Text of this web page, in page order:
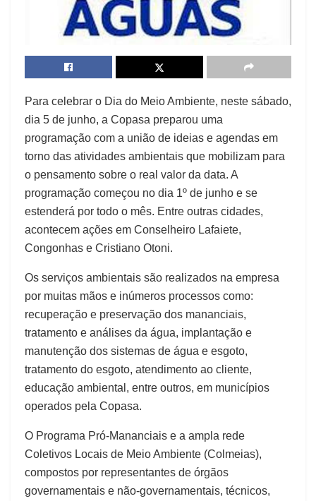
Para celebrar o Dia do Meio Ambiente, neste sábado,
dia 5 de junho, a Copasa preparou uma
programação com a união de ideias e agendas em
torno das atividades ambientais que mobilizam para
o pensamento sobre o real valor da data. A
programação começou no dia 1º de junho e se
estenderá por todo o mês. Entre outras cidades,
acontecem ações em Conselheiro Lafaiete,
Congonhas e Cristiano Otoni.
Os serviços ambientais são realizados na empresa
por muitas mãos e inúmeros processos como:
recuperação e preservação dos mananciais,
tratamento e análises da água, implantação e
manutenção dos sistemas de água e esgoto,
tratamento do esgoto, atendimento ao cliente,
educação ambiental, entre outros, em municípios
operados pela Copasa.
O Programa Pró-Mananciais e a ampla rede
Coletivos Locais de Meio Ambiente (Colmeias),
compostos por representantes de órgãos
governamentais e não-governamentais, técnicos,